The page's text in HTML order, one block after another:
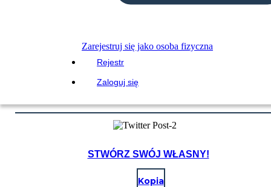
Zarejestruj się jako osoba fizyczna
Rejestr
Zaloguj się
STWÓRZ SWÓJ WŁASNY!
Kopia